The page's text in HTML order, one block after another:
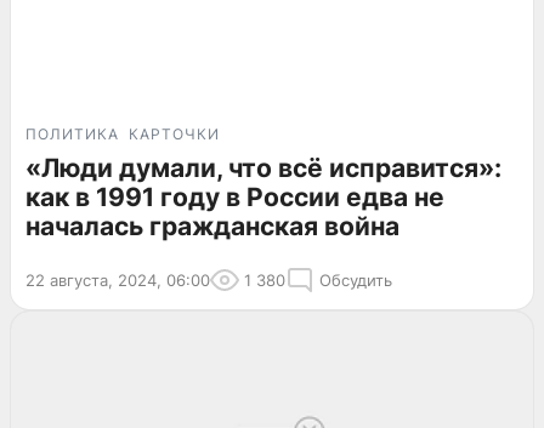
ПОЛИТИКА КАРТОЧКИ
«Люди думали, что всё исправится»:
как в 1991 году в России едва не
началась гражданская война
22 августа, 2024, 06:00 1 380 Обсудить